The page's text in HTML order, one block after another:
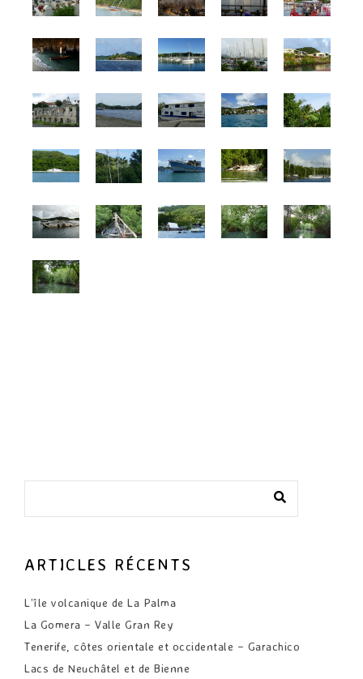
ARTICLES RÉCENTS
L’île volcanique de La Palma
La Gomera – Valle Gran Rey
Tenerife, côtes orientale et occidentale – Garachico
Lacs de Neuchâtel et de Bienne